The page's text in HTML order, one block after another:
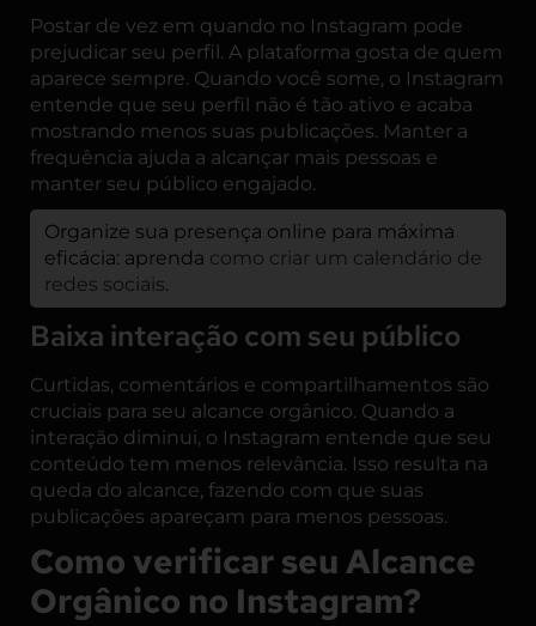
Postar de vez em quando no Instagram pode
prejudicar seu perfil. A plataforma gosta de quem
aparece sempre. Quando você some, o Instagram
entende que seu perfil não é tão ativo e acaba
mostrando menos suas publicações. Manter a
frequência ajuda a alcançar mais pessoas e
manter seu público engajado.
Organize sua presença online para máxima
eficácia: aprenda como criar um calendário de
redes sociais.
Baixa interação com seu público
Curtidas, comentários e compartilhamentos são
cruciais para seu alcance orgânico. Quando a
interação diminui, o Instagram entende que seu
conteúdo tem menos relevância. Isso resulta na
queda do alcance, fazendo com que suas
publicações apareçam para menos pessoas.
Como verificar seu Alcance
Orgânico no Instagram?